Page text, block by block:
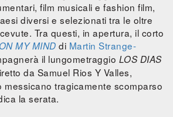
film musicali e fashion film,
diversi e selezionati tra le oltre
Tra questi, in apertura, il corto
MY MIND di Martin Strange-
il lungometraggio LOS DIAS
da Samuel Rios Y Valles,
messicano tragicamente scomparso
la serata.